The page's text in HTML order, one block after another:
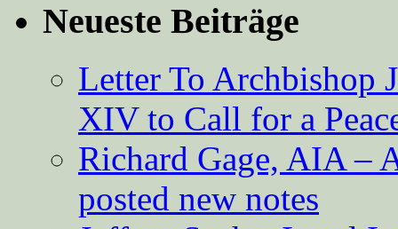
Neueste Beiträge
Letter To Archbishop
XIV to Call for a
Richard Gage, AIA –
posted new notes